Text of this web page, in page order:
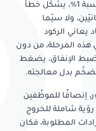
بنسبة 1%، يشكّل خطأً
ولا سيّما
الركود
المرحلة، من دون
وضبط الإنفاق، يضغط
بدل معالجته.
إنصافًا للموظّفين
شاملة للخروج
المطلوبة، فكان